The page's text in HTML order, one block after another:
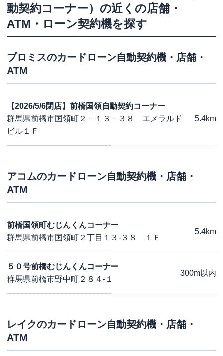
動契約コーナー） の近くの店舗・
ATM・ローン契約機を探す
プロミスのカードローン自動契約機・店舗・
ATM
【2026/5/6閉店】前橋国領自動契約コーナー
群馬県前橋市国領町２－１３－３８ エメラルド
ビル１Ｆ
5.4km
アコムのカードローン自動契約機・店舗・
ATM
前橋国領町むじんくんコーナー
群馬県前橋市国領町２丁目１３-３８ １Ｆ
5.4km
５０号前橋むじんくんコーナー
群馬県前橋市野中町２８４-１
300m以内
レイクのカードローン自動契約機・店舗・
ATM